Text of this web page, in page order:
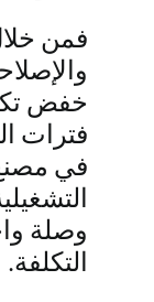
فمن
خفض
فترات
في
وصلة
التكلفة.